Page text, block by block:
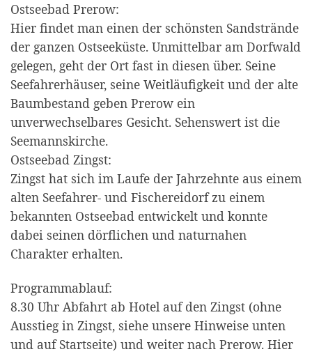
Ostseebad Prerow:
Hier findet man einen der schönsten Sandstrände
der ganzen Ostseeküste. Unmittelbar am Dorfwald
gelegen, geht der Ort fast in diesen über. Seine
Seefahrerhäuser, seine Weitläufigkeit und der alte
Baumbestand geben Prerow ein
unverwechselbares Gesicht. Sehenswert ist die
Seemannskirche.
Ostseebad Zingst:
Zingst hat sich im Laufe der Jahrzehnte aus einem
alten Seefahrer- und Fischereidorf zu einem
bekannten Ostseebad entwickelt und konnte
dabei seinen dörflichen und naturnahen
Charakter erhalten.
Programmablauf:
8.30 Uhr Abfahrt ab Hotel auf den Zingst (ohne
Ausstieg in Zingst, siehe unsere Hinweise unten
und auf Startseite) und weiter nach Prerow. Hier